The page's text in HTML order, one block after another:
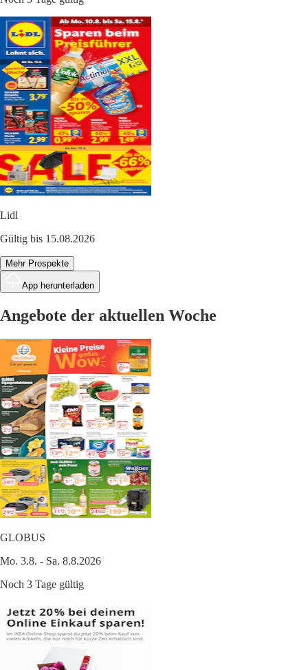
Lidl
Gültig bis 15.08.2026
Mehr Prospekte
App herunterladen
Angebote der aktuellen Woche
GLOBUS
Mo. 3.8. - Sa. 8.8.2026
Noch 3 Tage gültig